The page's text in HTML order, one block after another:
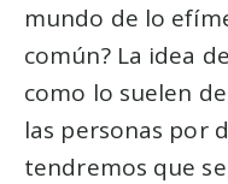
mundo de lo
común? La idea de
como lo suelen
las personas por
tendremos que